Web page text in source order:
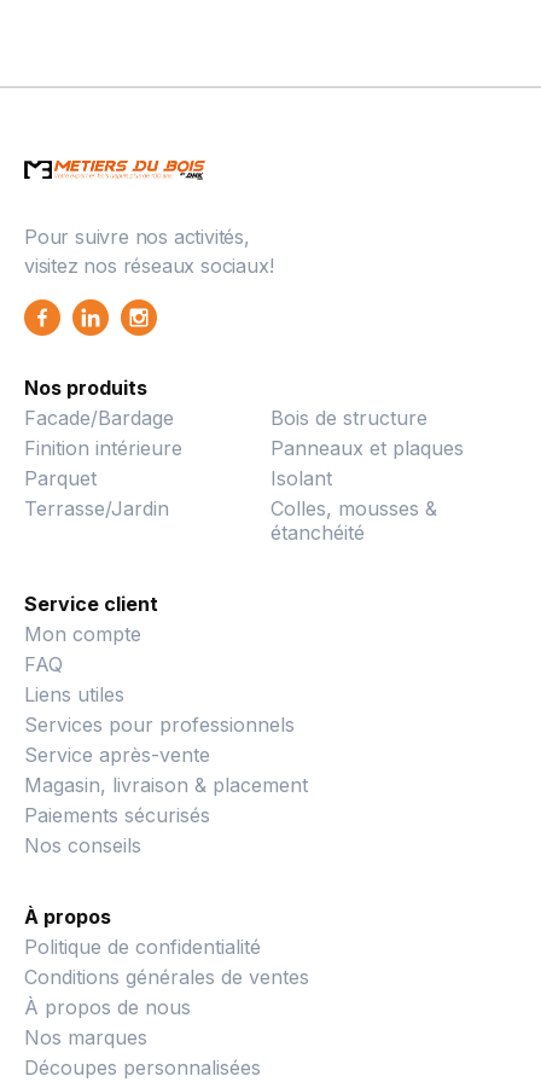
Pour suivre nos activités,
visitez nos réseaux sociaux!
Nos produits
Facade/Bardage
Finition intérieure
Parquet
Terrasse/Jardin
Bois de structure
Panneaux et plaques
Isolant
Colles, mousses &
étanchéité
Service client
Mon compte
FAQ
Liens utiles
Services pour professionnels
Service après-vente
Magasin, livraison & placement
Paiements sécurisés
Nos conseils
À propos
Politique de confidentialité
Conditions générales de ventes
À propos de nous
Nos marques
Découpes personnalisées